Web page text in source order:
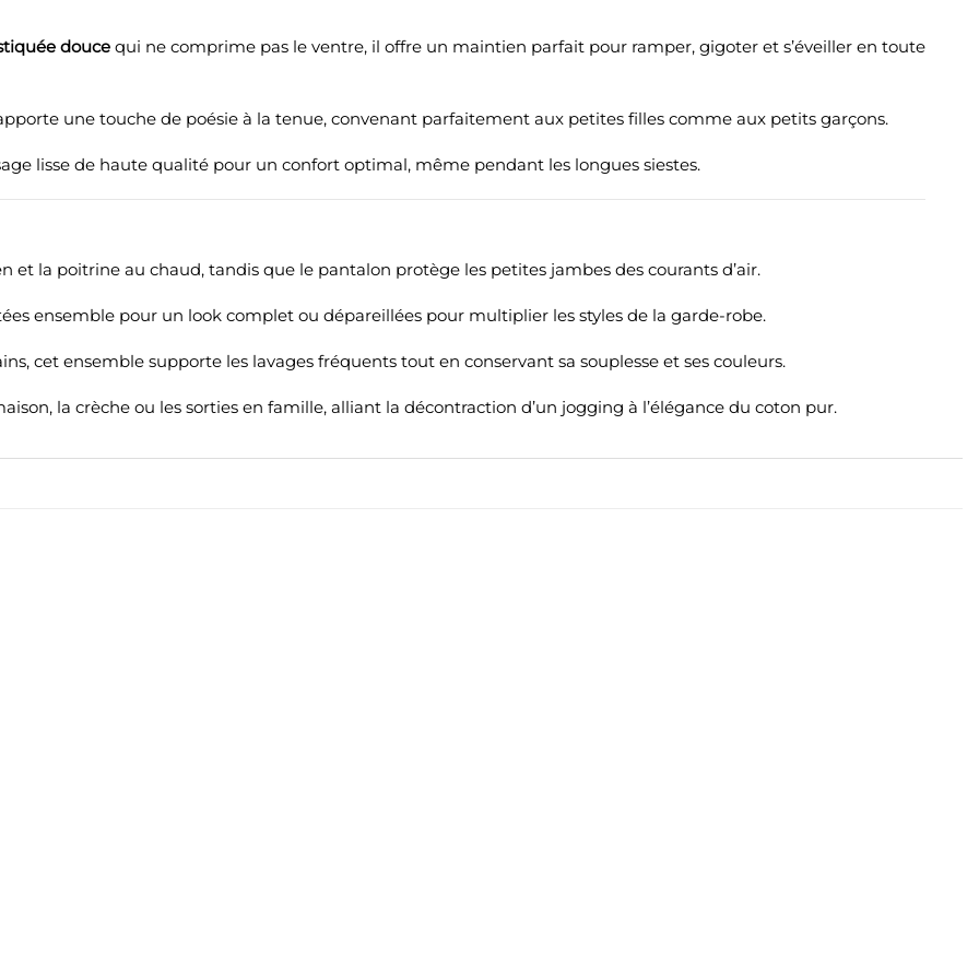
doucequi ne comprime pas le ventre, il offre un maintien parfait pour ramper, gigoter et s’éveiller en toute
une touche de poésie à la tenue, convenant parfaitement aux petites filles comme aux petits garçons.
lisse de haute qualité pour un confort optimal, même pendant les longues siestes.
et la poitrine au chaud, tandis que le pantalon protège les petites jambes des courants d’air.
ensemble pour un look complet ou dépareillées pour multiplier les styles de la garde-robe.
cet ensemble supporte les lavages fréquents tout en conservant sa souplesse et ses couleurs.
la crèche ou les sorties en famille, alliant la décontraction d’un jogging à l’élégance du coton pur.